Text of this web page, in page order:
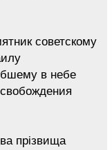
советскому
в небе
прізвища